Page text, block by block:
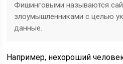
Фишинговыми называются
злоумышленниками с целью
данные.
Например, нехороший